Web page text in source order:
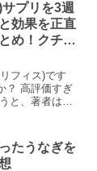
プリを3週
効果を正直
め！クチコ
フィス)です
？ 高評価すぎ
と、著者は飲
たうなぎを